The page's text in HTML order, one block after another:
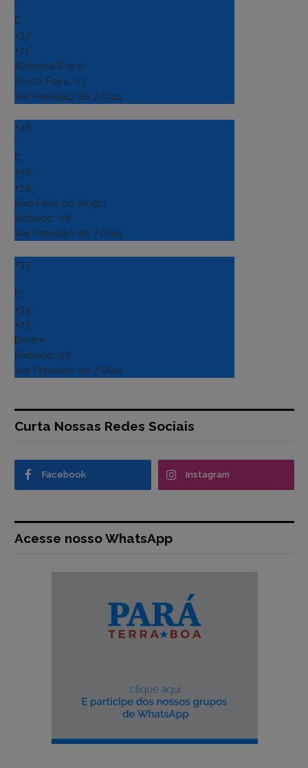
°
C
+37°
+21°
Altamira (Para)
Sexta-Feira, 07
Ver Previsão de 7 Dias
+36
°
C
+38°
+24°
Sao Felix do Xingu
Sábado, 08
Ver Previsão de 7 Dias
+33
°
C
+34°
+23°
Belém
Sábado, 08
Ver Previsão de 7 Dias
Curta Nossas Redes Sociais
Facebook Instagram
Acesse nosso WhatsApp